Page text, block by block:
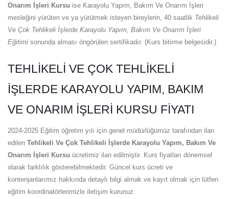
Onarım İşleri Kursu ise Karayolu Yapım, Bakım Ve Onarım İşleri
mesleğini yürüten ve ya yürütmek isteyen bireylerin, 40 saatlik Tehlikeli
Ve Çok Tehlikeli İşlerde Karayolu Yapım, Bakım Ve Onarım İşleri
Eğitimi sonunda alması öngörülen sertifikadır. (Kurs bitirme belgesidir.)
TEHLIKELI VE ÇOK TEHLIKELI
İŞLERDE KARAYOLU YAPIM, BAKIM
VE ONARIM İŞLERI KURSU FIYATI
2024-2025 Eğitim öğretim yılı için genel müdürlüğümüz tarafından ilan
edilen Tehlikeli Ve Çok Tehlikeli İşlerde Karayolu Yapım, Bakım Ve
Onarım İşleri Kursu ücretimiz ilan edilmiştir. Kurs fiyatları dönemsel
olarak farklılık gösterebilmektedir. Güncel kurs ücreti ve
kontenjanlarımız hakkında detaylı bilgi almak ve kayıt olmak için lütfen
eğitim koordinatörlerimizle iletişim kurunuz.